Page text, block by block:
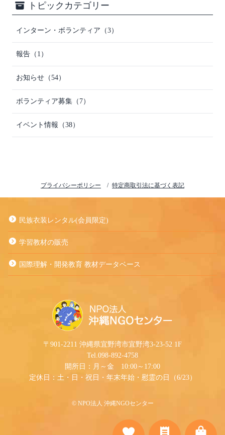
トピックカテゴリー
インターン・ボランティア（3）
報告（1）
お知らせ（54）
ボランティア募集（7）
イベント情報（38）
プライバシーポリシー 特定商取引法に基づく表記
民族衣装レンタル(会員限定)
学習教材の販売
国際理解・開発教育 教材データベース
〒901-2211 沖縄県宜野湾市宜野湾3-23-52 1F
Tel.098-892-4758
開所日：月～金 10:00～17:00
定休日：土・日・祝日・年末年始・慰霊の日（6/23）
©︎ NPO法人 沖縄NGOセンター